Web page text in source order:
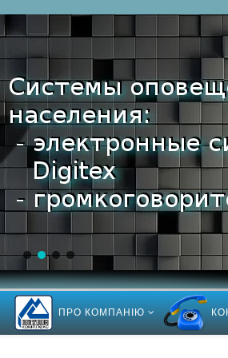
ПРО КОМПАНІЮ